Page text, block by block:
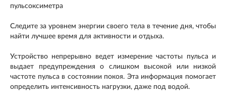
пульсоксиметра
Следите за уровнем энергии своего тела в течение дня, чтобы
найти лучшее время для активности и отдыха.
Устройство непрерывно ведет измерение частоты пульса и
выдает предупреждения о слишком высокой или низкой
частоте пульса в состоянии покоя. Эта информация помогает
определить интенсивность нагрузки, даже под водой.